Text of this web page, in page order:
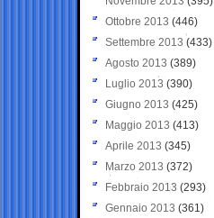
Ottobre 2013 (446)
Settembre 2013 (433)
Agosto 2013 (389)
Luglio 2013 (390)
Giugno 2013 (425)
Maggio 2013 (413)
Aprile 2013 (345)
Marzo 2013 (372)
Febbraio 2013 (293)
Gennaio 2013 (361)